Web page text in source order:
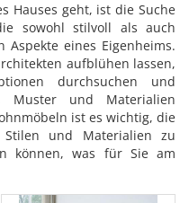
Hauses geht, ist die Suche
sowohl stilvoll als auch
eines Eigenheims.
aufblühen lassen,
durchsuchen und
Muster und Materialien
ist es wichtig, die
Stilen und Materialien zu
können, was für Sie am